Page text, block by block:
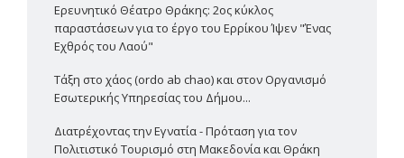
Ερευνητικό Θέατρο Θράκης: 2ος κύκλος
παραστάσεων για το έργο του Ερρίκου Ίψεν "Ένας
Εχθρός του Λαού"
Τάξη στο χάος (ordo ab chao) και στον Οργανισμό
Εσωτερικής Υπηρεσίας του Δήμου...
Διατρέχοντας την Εγνατία - Πρόταση για τον
Πολιτιστικό Τουρισμό στη Μακεδονία και Θράκη